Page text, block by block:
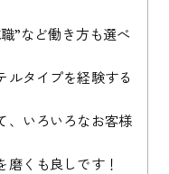
”など働き方も選べ
ルタイプを経験する
、いろいろなお客様
磨くも良しです！